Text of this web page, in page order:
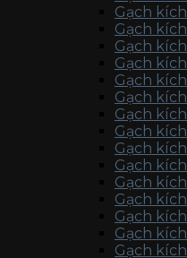
Gạch
Gạch
Gạch
Gạch
Gạch
Gạch
Gạch
Gạch
Gạch
Gạch
Gạch
Gạch
Gạch
Gạch
Gạch